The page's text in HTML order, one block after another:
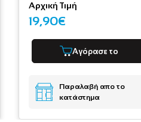
Αρχική Τιμή
19,90€
Αγόρασε το
Παραλαβή απο το
κατάστημα